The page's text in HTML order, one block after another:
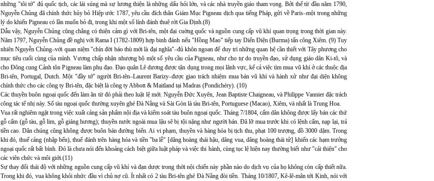
những "tôi tớ" đủ quốc tịch, các lái súng mà sự lương thiện là những dấu hỏi lớn, và các nhà truyền giáo tham vọng. Bởi thế từ đầu năm 1790,
Nguyễn Chủng đã chính thức hủy bỏ Hiệp ước 1787, yêu cầu đích thân Giám Mục Pigneau dịch qua tiếng Pháp, gửi về Paris–một trong những
lý do khiến Pigneau có lần muốn bỏ đi, trong khi một số lính đánh thuê rời Gia Định.(8)
Dẫu vậy, Nguyễn Chủng cũng chẳng có thiện cảm gì với Bri-tên, một đại cuờng quốc và nguồn cung cấp vũ khí quan trọng trong thời gian này.
Năm 1797, Nguyễn Chủng đề nghị với Rama I (1782-1809) hợp binh đánh nếu "Hồng Mao" tiếp tay Diến Điện (Burma) tấn công Xiêm. (9) Tuy
nhiên Nguyễn Chủng–với quan niệm "chín đời báo thù mới là đại nghĩa"–đủ khôn ngoan để duy trì những quan hệ cần thiết với Tây phương cho
mục tiêu cuối cùng của mình. Vương chấp nhận nhượng bộ một số yêu cầu của Pigneau, như cho tự do truyền đạo, sử dụng giáo dân Ki-tô, và
cho Đông cung Cảnh tôn Pigneau làm phụ đạo. Đạo quân Lê dương được tận dụng trong mọi lãnh vực, kể cả việc tìm mua vũ khí ở các thuộc địa
Bri-tên, Portugal, Dutch. Một "đầy tớ" người Bri-tên–Laurent Barizy–được giao trách nhiệm mua bán vũ khí và hành xử như đại diện không
chính thức cho các công ty Bri-tên, đặc biệt là công ty Abbott & Maitland tại Madras (Pondichéry). (10)
Các thuyền buôn ngoại quốc đến làm ăn từ đó phải theo luật lệ mới. Nguyễn Đức Xuyên, Jean Baptiste Chaigneau, và Philippe Vannier đặc trách
công tác tế nhị này. Số tàu ngoại quốc thường xuyên ghé Đà Nẵng và Sài Gòn là tàu Bri-tên, Portuguese (Macao), Xiêm, và nhất là Trung Hoa.
Vua rất nghiêm ngặt trong việc xuất cảng sản phẩm nội địa và kiểm soát tàu buôn ngoại quốc. Tháng 7/1804, cấm dân không được lấy bán các thứ
gỗ cấm (gỗ tàu, gỗ lim, gỗ giáng hương); thuyền nước ngoài mua lậu sẽ bị tội nặng như người bán. Đã lỡ mua trước khi có lệnh cấm, nạp lại, trả
tiền cao. Dân chúng cũng không được buôn bán đường biển. Ai vi phạm, thuyền và hàng hóa bị tịch thu, phạt 100 trượng, đồ 3000 dặm. Trong
khi đó, thuế cảng (nhập bến), thuế đánh trên hàng hóa và tiền "ba lễ" [dâng hoàng thái hậu, dâng vua, dâng hoàng thái tử] khiến các hạm trưởng
ngoại quốc rất bất bình. Đó là chưa nói đến khoảng cách biệt giữa luật pháp và việc thi hành, cùng tục lệ hiện nay thường biết như "cải thiện" cho
các viên chức và môi giới.(11)
Sự thay đổi thái độ với những nguồn cung cấp vũ khí và đạn dược trong thời nội chiến này phần nào do dịch vụ của họ không còn cấp thiết nữa.
Trong khi đó, vua không khỏi nhức đầu vì chủ nợ cũ. Ít nhất có 2 tàu Bri-tên ghé Đà Nẵng đòi tiền. Tháng 10/1807, Kê-lê-mân tới Kinh, nói với